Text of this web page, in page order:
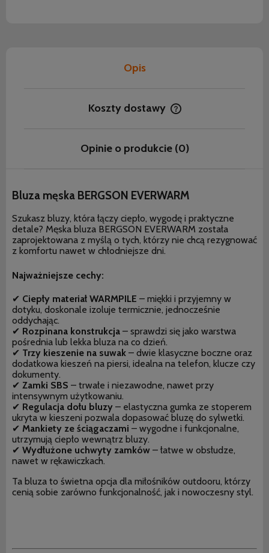
Opis
Koszty dostawy
Cena nie zawiera ewentualnych kosztów płatności
Opinie o produkcie (0)
Bluza męska BERGSON EVERWARM
Szukasz bluzy, która łączy ciepło, wygodę i praktyczne
detale? Męska bluza BERGSON EVERWARM została
zaprojektowana z myślą o tych, którzy nie chcą rezygnować
z komfortu nawet w chłodniejsze dni.
Najważniejsze cechy:
✔ Ciepły materiał WARMPILE – miękki i przyjemny w
dotyku, doskonale izoluje termicznie, jednocześnie
oddychając.
✔ Rozpinana konstrukcja – sprawdzi się jako warstwa
pośrednia lub lekka bluza na co dzień.
✔ Trzy kieszenie na suwak – dwie klasyczne boczne oraz
dodatkowa kieszeń na piersi, idealna na telefon, klucze czy
dokumenty.
✔ Zamki SBS – trwałe i niezawodne, nawet przy
intensywnym użytkowaniu.
✔ Regulacja dołu bluzy – elastyczna gumka ze stoperem
ukryta w kieszeni pozwala dopasować bluzę do sylwetki.
✔ Mankiety ze ściągaczami – wygodne i funkcjonalne,
utrzymują ciepło wewnątrz bluzy.
✔ Wydłużone uchwyty zamków – łatwe w obsłudze,
nawet w rękawiczkach.
Ta bluza to świetna opcja dla miłośników outdooru, którzy
cenią sobie zarówno funkcjonalność, jak i nowoczesny styl.